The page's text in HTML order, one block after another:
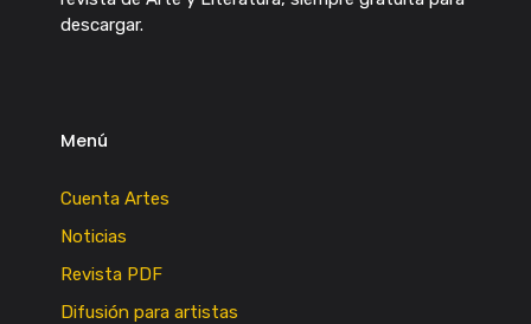
descargar.
Menú
Cuenta Artes
Noticias
Revista PDF
Difusión para artistas